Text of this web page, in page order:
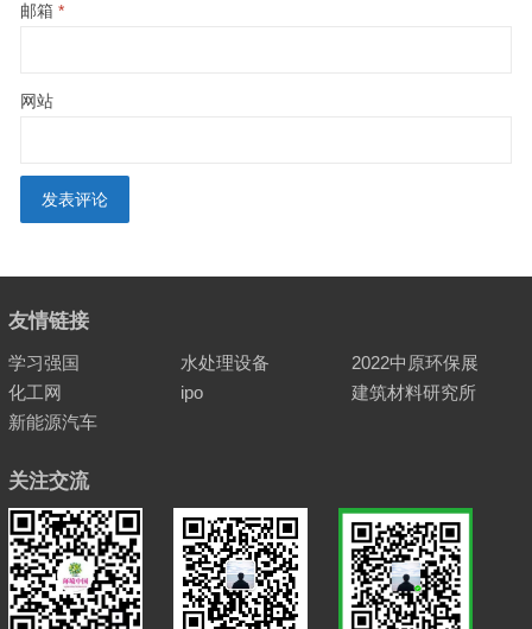
邮箱 *
网站
友情链接
学习强国 水处理设备
2022中原环保展
化工网
ipo
建筑材料研究所
新能源汽车
关注交流